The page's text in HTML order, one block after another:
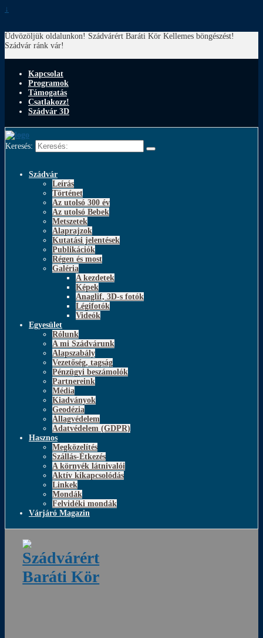
↓
Üdvözöljük oldalunkon! Szádvárért Baráti Kör Kellemes böngészést!
Szádvár ránk vár!
Kapcsolat
Programok
Támogatás
Csatlakozz!
Szádvár 3D
Keresés:
Szádvár
Leírás
Történet
Az utolsó 300 év
Az utolsó Bebek
Metszetek
Alaprajzok
Kutatási jelentések
Publikációk
Régen és most
Galéria
A kezdetek
Képek
Anaglif, 3D-s fotók
Légifotók
Videók
Egyesület
Rólunk
A mi Szádvárunk
Alapszabály
Vezetőség, tagság
Pénzügyi beszámolók
Partnereink
Média
Kiadványok
Geodézia
Állagvédelem
Adatvédelem (GDPR)
Hasznos
Megközelítés
Szállás-Étkezés
A környék látnivalói
Aktív kikapcsolódás
Linkek
Mondák
Felvidéki mondák
Várjáró Magazin